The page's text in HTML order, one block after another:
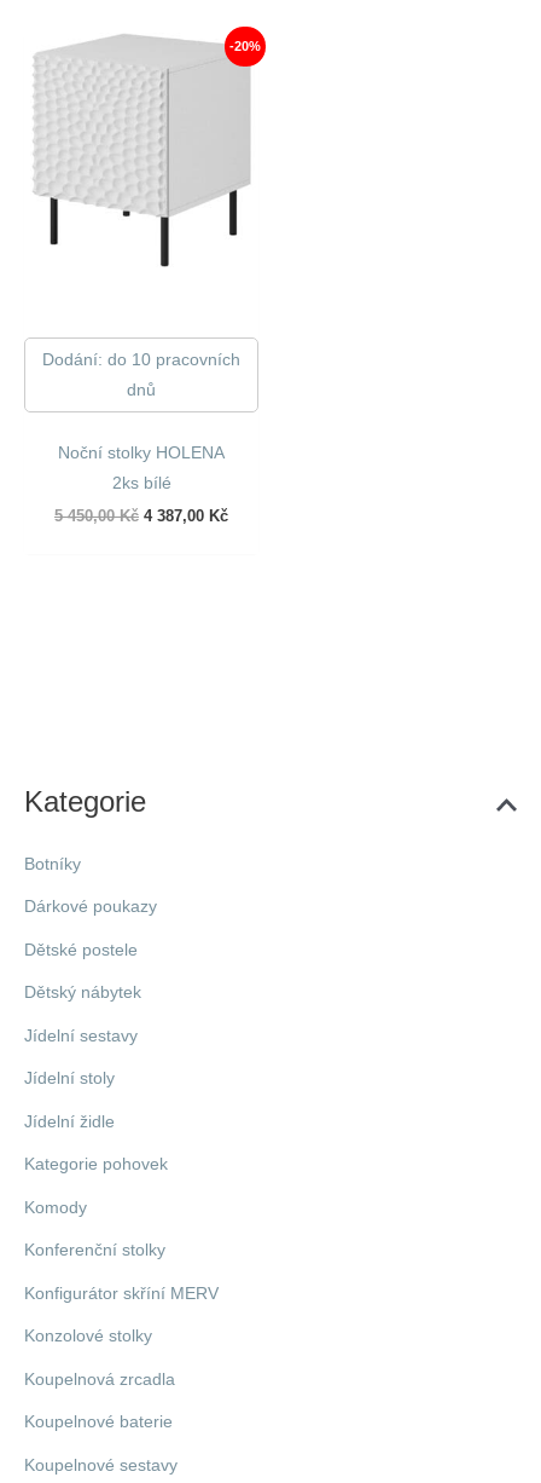
Kategorie
Botníky
Dárkové poukazy
Dětské postele
Dětský nábytek
Jídelní sestavy
Jídelní stoly
Jídelní židle
Kategorie pohovek
Komody
Konferenční stolky
Konfigurátor skříní MERV
Konzolové stolky
Koupelnová zrcadla
Koupelnové baterie
Koupelnové sestavy
-20%
Dodání: do 10 pracovních
dnů
Noční stolky HOLENA
2ks bílé
5 450,00Kč Původní
4 387,00 KčAktuální